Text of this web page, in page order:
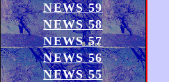
NEWS 59
NEWS 58
NEWS 57
NEWS 56
NEWS 55